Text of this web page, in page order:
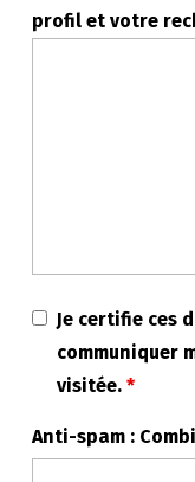
profil et votre
Je certifie ces
communiquer
visitée.*
Anti-spam :